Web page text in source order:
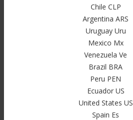
Chile CLP
Argentina ARS
Uruguay Uru
Mexico Mx
Venezuela Ve
Brazil BRA
Peru PEN
Ecuador US
United States US
Spain Es